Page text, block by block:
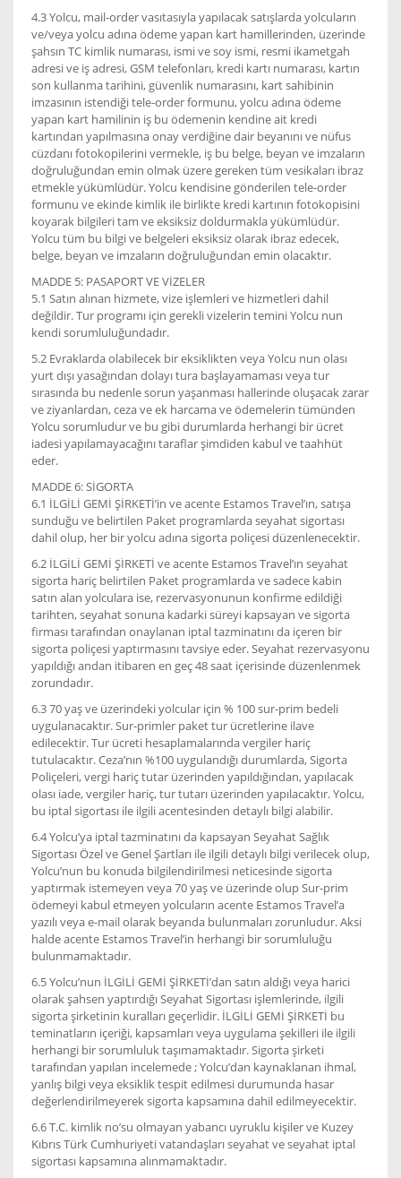
4.3 Yolcu, mail-order vasıtasıyla yapılacak satışlarda yolcuların
ve/veya yolcu adına ödeme yapan kart hamillerinden, üzerinde
şahsın TC kimlik numarası, ismi ve soy ismi, resmi ikametgah
adresi ve iş adresi, GSM telefonları, kredi kartı numarası, kartın
son kullanma tarihini, güvenlik numarasını, kart sahibinin
imzasının istendiği tele-order formunu, yolcu adına ödeme
yapan kart hamilinin iş bu ödemenin kendine ait kredi
kartından yapılmasına onay verdiğine dair beyanını ve nüfus
cüzdanı fotokopilerini vermekle, iş bu belge, beyan ve imzaların
doğruluğundan emin olmak üzere gereken tüm vesikaları ibraz
etmekle yükümlüdür. Yolcu kendisine gönderilen tele-order
formunu ve ekinde kimlik ile birlikte kredi kartının fotokopisini
koyarak bilgileri tam ve eksiksiz doldurmakla yükümlüdür.
Yolcu tüm bu bilgi ve belgeleri eksiksiz olarak ibraz edecek,
belge, beyan ve imzaların doğruluğundan emin olacaktır.
MADDE 5: PASAPORT VE VİZELER
5.1 Satın alınan hizmete, vize işlemleri ve hizmetleri dahil
değildir. Tur programı için gerekli vizelerin temini Yolcu nun
kendi sorumluluğundadır.
5.2 Evraklarda olabilecek bir eksiklikten veya Yolcu nun olası
yurt dışı yasağından dolayı tura başlayamaması veya tur
sırasında bu nedenle sorun yaşanması hallerinde oluşacak zarar
ve ziyanlardan, ceza ve ek harcama ve ödemelerin tümünden
Yolcu sorumludur ve bu gibi durumlarda herhangi bir ücret
iadesi yapılamayacağını taraflar şimdiden kabul ve taahhüt
eder.
MADDE 6: SİGORTA
6.1 İLGİLİ GEMİ ŞİRKETİ’in ve acente Estamos Travel’ın, satışa
sunduğu ve belirtilen Paket programlarda seyahat sigortası
dahil olup, her bir yolcu adına sigorta poliçesi düzenlenecektir.
6.2 İLGİLİ GEMİ ŞİRKETİ ve acente Estamos Travel’ın seyahat
sigorta hariç belirtilen Paket programlarda ve sadece kabin
satın alan yolculara ise, rezervasyonunun konfirme edildiği
tarihten, seyahat sonuna kadarki süreyi kapsayan ve sigorta
firması tarafından onaylanan iptal tazminatını da içeren bir
sigorta poliçesi yaptırmasını tavsiye eder. Seyahat rezervasyonu
yapıldığı andan itibaren en geç 48 saat içerisinde düzenlenmek
zorundadır.
6.3 70 yaş ve üzerindeki yolcular için % 100 sur-prim bedeli
uygulanacaktır. Sur-primler paket tur ücretlerine ilave
edilecektir. Tur ücreti hesaplamalarında vergiler hariç
tutulacaktır. Ceza’nın %100 uygulandığı durumlarda, Sigorta
Poliçeleri, vergi hariç tutar üzerinden yapıldığından, yapılacak
olası iade, vergiler hariç, tur tutarı üzerinden yapılacaktır. Yolcu,
bu iptal sigortası ile ilgili acentesinden detaylı bilgi alabilir.
6.4 Yolcu’ya iptal tazminatını da kapsayan Seyahat Sağlık
Sigortası Özel ve Genel Şartları ile ilgili detaylı bilgi verilecek olup,
Yolcu’nun bu konuda bilgilendirilmesi neticesinde sigorta
yaptırmak istemeyen veya 70 yaş ve üzerinde olup Sur-prim
ödemeyi kabul etmeyen yolcuların acente Estamos Travel’a
yazılı veya e-mail olarak beyanda bulunmaları zorunludur. Aksi
halde acente Estamos Travel’in herhangi bir sorumluluğu
bulunmamaktadır.
6.5 Yolcu’nun İLGİLİ GEMİ ŞİRKETİ’dan satın aldığı veya harici
olarak şahsen yaptırdığı Seyahat Sigortası işlemlerinde, ilgili
sigorta şirketinin kuralları geçerlidir. İLGİLİ GEMİ ŞİRKETİ bu
teminatların içeriği, kapsamları veya uygulama şekilleri ile ilgili
herhangi bir sorumluluk taşımamaktadır. Sigorta şirketi
tarafından yapılan incelemede ; Yolcu’dan kaynaklanan ihmal,
yanlış bilgi veya eksiklik tespit edilmesi durumunda hasar
değerlendirilmeyerek sigorta kapsamına dahil edilmeyecektir.
6.6 T.C. kimlik no’su olmayan yabancı uyruklu kişiler ve Kuzey
Kıbrıs Türk Cumhuriyeti vatandaşları seyahat ve seyahat iptal
sigortası kapsamına alınmamaktadır.